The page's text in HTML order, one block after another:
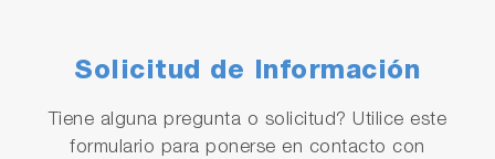
Solicitud de Información
Tiene alguna pregunta o solicitud? Utilice este
formulario para ponerse en contacto con